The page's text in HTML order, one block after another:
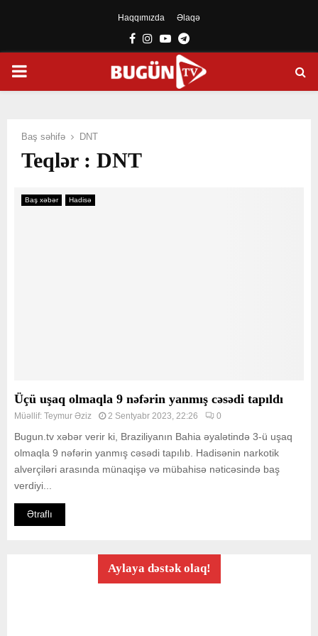
Haqqımızda Əlaqə
Facebook
Instagram
YoutubeTelegram
PRIMARY
Baş səhifə DNT
Teqlər : DNT
Baş xəbər Hadisə
Üçü uşaq olmaqla 9 nəfərin yanmış cəsədi tapıldı
Müəllif: Teymur Əziz 2 Sentyabr 2023, 22:26 0
Bugun.tv xəbər verir ki, Braziliyanın Bahia əyalətində 3-ü uşaq
olmaqla 9 nəfərin yanmış cəsədi tapılıb. Hadisənin narkotik
alverçiləri arasında münaqişə və mübahisə nəticəsində baş
verdiyi...
Ətraflı
Aylaya dəstək olaq!